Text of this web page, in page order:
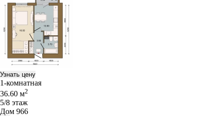
Узнать цену
1-комнатная
36.60 м2
5/8 этаж
Дом 966